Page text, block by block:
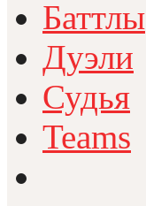
Баттлы
Дуэли
Судья
Teams